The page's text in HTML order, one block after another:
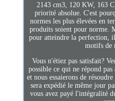
2143 cm3, 120 KW, 163
priorité absolue. C'est
normes les plus élevées en
produits soient pour norme.
pour atteindre la perfection,
motifs de
Vous n'étiez pas satisfait?
possible ce qui ne répond pas
et nous essaierons de
sera expédié le même jour
vous avez payé l'intégralité